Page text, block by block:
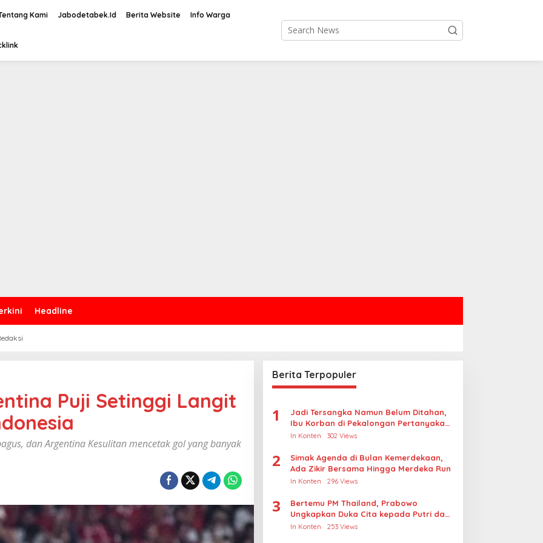
Kami Jabodetabek.Id Berita Website Info Warga
Headline
Puji Setinggi Langit
dan Argentina Kesulitan mencetak gol yang banyak
Berita Terpopuler
1
Jadi Tersangka Namun Belum Ditahan,
Ibu Korban di Pekalongan Pertanyakan
Keseriusan Polisi Tangani Kasus
In Konten 302 Views
2
Simak Agenda di Bulan Kemerdekaan,
Ada Zikir Bersama Hingga Merdeka Run
In Konten 296 Views
3
Bertemu PM Thailand, Prabowo
Ungkapkan Duka Cita kepada Putri dan
Selamat Ulang Tahun ke Raja Thailand
In Konten 253 Views